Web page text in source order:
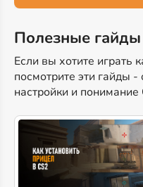
Полезные гайды
Если вы хотите играть
посмотрите эти гайды
настройки и понимание